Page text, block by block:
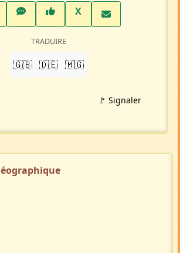
WhatsAppFacebook
XTwitter X
TRADUIRE
🇬🇧 🇩🇪 🇲🇬
🚩 Signaler